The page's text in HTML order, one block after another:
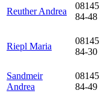
Reuther Andrea
08145
84-48
Riepl Maria
08145
84-30
Sandmeir
Andrea
08145
84-49